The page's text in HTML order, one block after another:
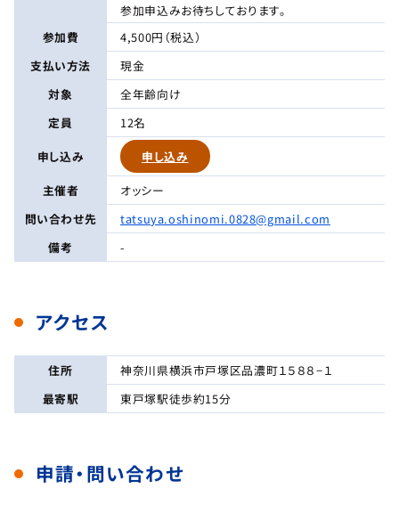
参加申込みお待ちしております。
参加費
4,500円（税込）
支払い方法
現金
対象
全年齢向け
定員
12名
申し込み
申し込み
主催者
オッシー
問い合わせ先
tatsuya.oshinomi.0828@gmail.com
備考
-
アクセス
住所
神奈川県横浜市戸塚区品濃町１５８８−１
最寄駅
東戸塚駅徒歩約15分
申請・問い合わせ